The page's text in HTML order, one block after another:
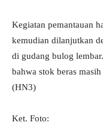
Kegiatan pemantauan
kemudian dilanjutkan
di gudang bulog
bahwa stok beras
(HN3)
Ket. Foto: